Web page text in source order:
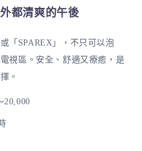
都清爽的午後
「SPAREX」，不只可以泡
視區。安全、舒適又療癒，是
。
20,000